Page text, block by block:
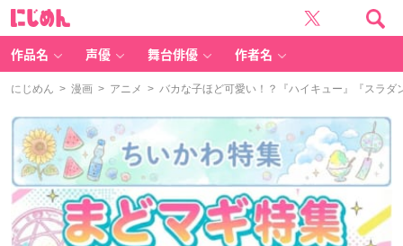
作品名 声優 舞台俳優 作者名
にじめん > 漫画 > アニメ > バカな子ほど可愛い！？『ハイキュー』『スラダ